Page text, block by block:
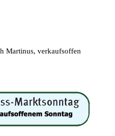
Martinus, verkaufsoffen